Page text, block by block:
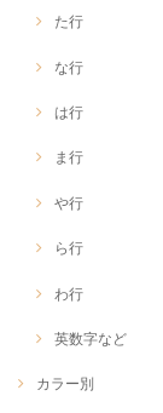
た行
な行
は行
ま行
や行
ら行
わ行
英数字など
カラー別